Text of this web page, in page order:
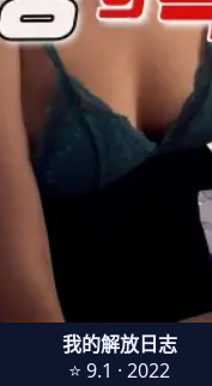
我的解放日志
⭐ 9.1 · 2022